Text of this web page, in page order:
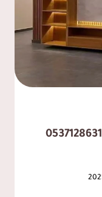
دواليب شاشات الدمام ت: 0537128631